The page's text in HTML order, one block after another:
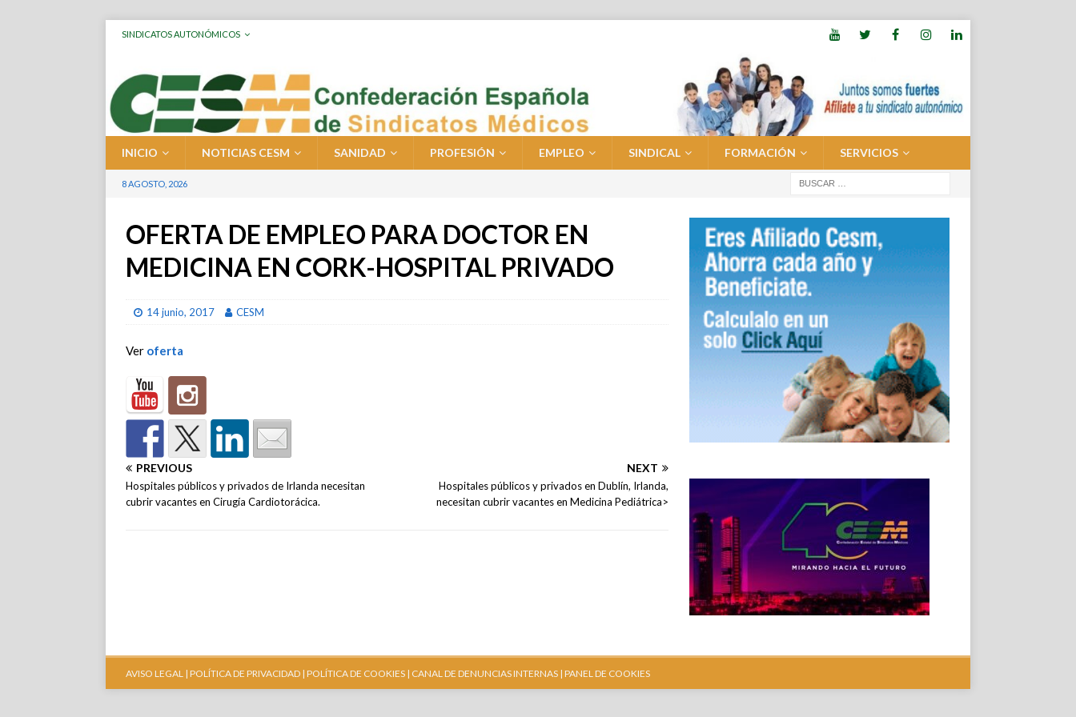
SINDICATOS AUTONÓMICOS
INICIO NOTICIAS CESM SANIDAD PROFESIÓN EMPLEO SINDICAL FORMACIÓN SERVICIOS
8 AGOSTO, 2026
OFERTA DE EMPLEO PARA DOCTOR EN
MEDICINA EN CORK-HOSPITAL PRIVADO
14 junio, 2017 CESM
Ver oferta
PREVIOUS
Hospitales públicos y privados de Irlanda necesitan
cubrir vacantes en Cirugía Cardiotorácica.
NEXT
Hospitales públicos y privados en Dublín, Irlanda,
necesitan cubrir vacantes en Medicina Pediátrica>
AVISO LEGAL | POLÍTICA DE PRIVACIDAD | POLÍTICA DE COOKIES | CANAL DE DENUNCIAS INTERNAS | PANEL DE COOKIES